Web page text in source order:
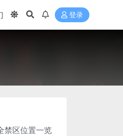
登录
禁区位置一览